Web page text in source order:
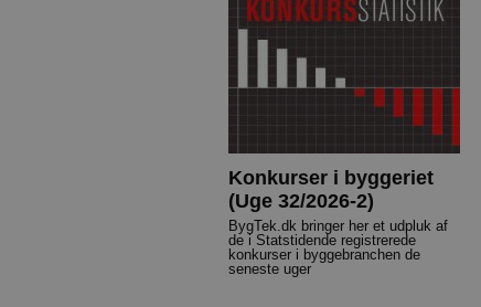
Konkurser i byggeriet
(Uge 32/2026-2)
BygTek.dk bringer her et udpluk af
de i Statstidende registrerede
konkurser i byggebranchen de
seneste uger